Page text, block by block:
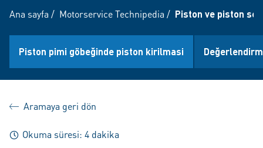
Ana sayfa / Motorservice Technipedia / Piston ve piston
Piston pimi göbeğinde piston kirilmasi
Aramaya geri dön
Okuma süresi: 4 dakika